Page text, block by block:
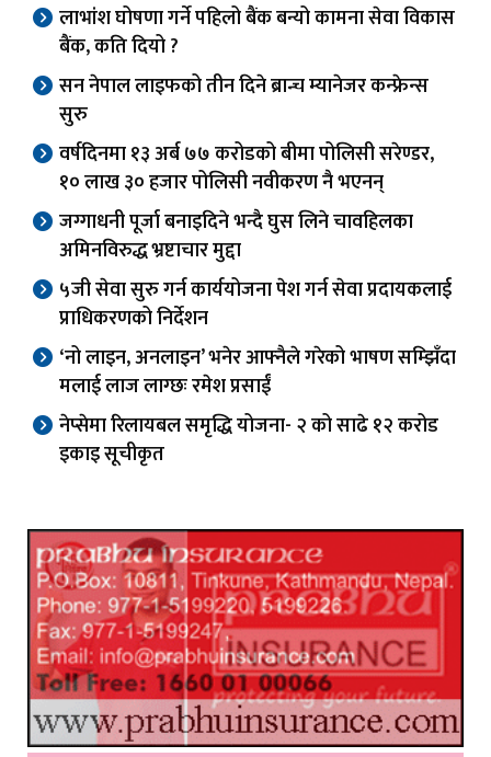
लाभांश घोषणा गर्ने पहिलो बैंक बन्यो कामना सेवा विकास
बैंक, कति दियो ?
सन नेपाल लाइफको तीन दिने ब्रान्च म्यानेजर कन्फ्रेन्स
सुरु
वर्षदिनमा १३ अर्ब ७७ करोडको बीमा पोलिसी सरेण्डर,
१० लाख ३० हजार पोलिसी नवीकरण नै भएनन्
जग्गाधनी पूर्जा बनाइदिने भन्दै घुस लिने चावहिलका
अमिनविरुद्ध भ्रष्टाचार मुद्दा
५जी सेवा सुरु गर्न कार्ययोजना पेश गर्न सेवा प्रदायकलाई
प्राधिकरणको निर्देशन
‘नो लाइन, अनलाइन’ भनेर आफ्नैले गरेको भाषण सम्झिँदा
मलाई लाज लाग्छः रमेश प्रसाईं
नेप्सेमा रिलायबल समृद्धि योजना- २ को साढे १२ करोड
इकाइ सूचीकृत